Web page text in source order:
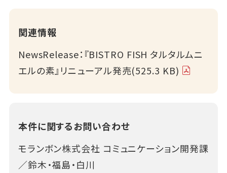
関連情報
NewsRelease：『BISTRO FISH タルタルムニ
エルの素』リニューアル発売(525.3 KB)
本件に関するお問い合わせ
モランボン株式会社 コミュニケーション開発課
／鈴木・福島・白川